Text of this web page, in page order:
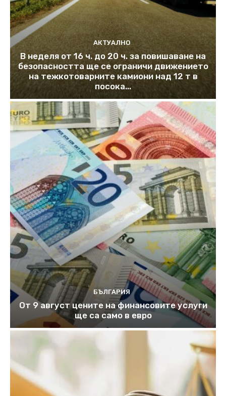
АКТУАЛНО
В неделя от 16 ч. до 20 ч. за повишаване на
безопасността ще се ограничи движението
на тежкотоварните камиони над 12 т в
посока...
БЪЛГАРИЯ
От 9 август цените на финансовите услуги
ще са само в евро